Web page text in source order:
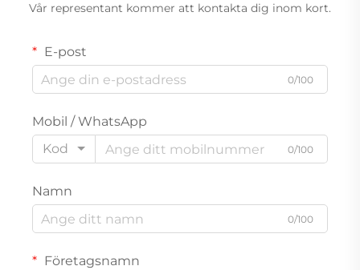
Vår representant kommer att kontakta dig inom kort.
E-post
0/100
Mobil / WhatsApp
Kod
0/100
Namn
0/100
Företagsnamn